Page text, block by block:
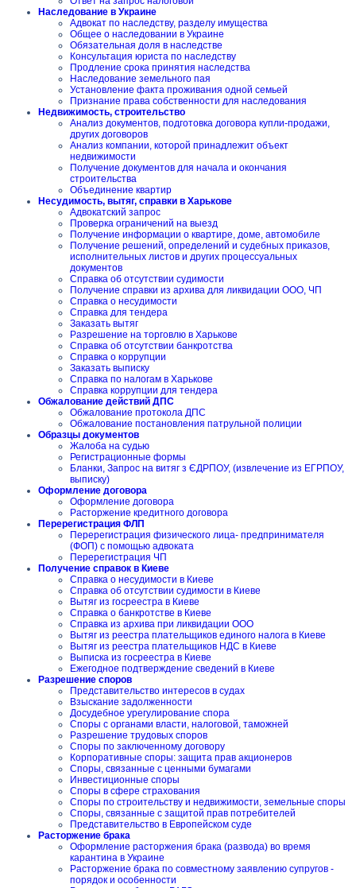
Наследование в Украине
Адвокат по наследству, разделу имущества
Общее о наследовании в Украине
Обязательная доля в наследстве
Консультация юриста по наследству
Продление срока принятия наследства
Наследование земельного пая
Установление факта проживания одной семьей
Признание права собственности для наследования
Недвижимость, строительство
Анализ документов, подготовка договора купли-продажи,
других договоров
Анализ компании, которой принадлежит объект
недвижимости
Получение документов для начала и окончания
строительства
Объединение квартир
Несудимость, вытяг, справки в Харькове
Адвокатский запрос
Проверка ограничений на выезд
Получение информации о квартире, доме, автомобиле
Получение решений, определений и судебных приказов,
исполнительных листов и других процессуальных
документов
Справка об отсутствии судимости
Получение справки из архива для ликвидации ООО, ЧП
Справка о несудимости
Справка для тендера
Заказать вытяг
Разрешение на торговлю в Харькове
Справка об отсутствии банкротства
Справка о коррупции
Заказать выписку
Справка по налогам в Харькове
Справка коррупции для тендера
Обжалование действий ДПС
Обжалование протокола ДПС
Обжалование постановления патрульной полиции
Образцы документов
Жалоба на судью
Регистрационные формы
Бланки, Запрос на витяг з ЄДРПОУ, (извлечение из ЕГРПОУ,
выписку)
Оформление договора
Оформление договора
Расторжение кредитного договора
Перерегистрация ФЛП
Перерегистрация физического лица- предпринимателя
(ФОП) с помощью адвоката
Перерегистрация ЧП
Получение справок в Киеве
Справка о несудимости в Киеве
Справка об отсутствии судимости в Киеве
Вытяг из госреестра в Киеве
Справка о банкротстве в Киеве
Справка из архива при ликвидации ООО
Вытяг из реестра плательщиков единого налога в Киеве
Вытяг из реестра плательщиков НДС в Киеве
Выписка из госреестра в Киеве
Ежегодное подтверждение сведений в Киеве
Разрешение споров
Представительство интересов в судах
Взыскание задолженности
Досудебное урегулирование спора
Споры с органами власти, налоговой, таможней
Разрешение трудовых споров
Споры по заключенному договору
Корпоративные споры: защита прав акционеров
Споры, связанные с ценными бумагами
Инвестиционные споры
Споры в сфере страхования
Споры по строительству и недвижимости, земельные споры
Споры, связанные с защитой прав потребителей
Представительство в Европейском суде
Расторжение брака
Оформление расторжения брака (развода) во время
карантина в Украине
Расторжение брака по совместному заявлению супругов -
порядок и особенности